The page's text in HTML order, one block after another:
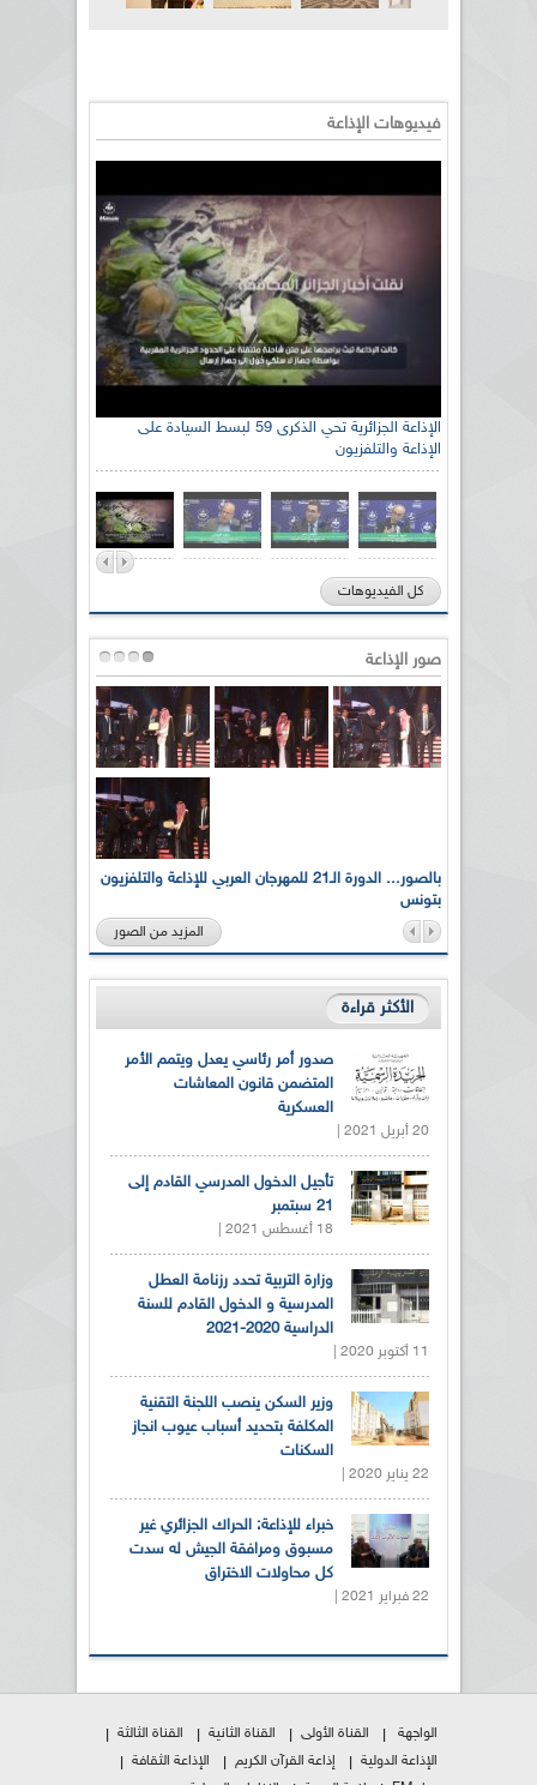
فيديوهات الإذاعة
الإذاعة الجزائرية تحي الذكرى 59 لبسط السيادة على
الإذاعة والتلفزيون
كل الفيديوهات
صور الإذاعة
بالصور... الدورة الـ21 للمهرجان العربي للإذاعة والتلفزيون
بتونس
المزيد من الصور
الأكثر قراءة
صدور أمر رئاسي يعدل ويتمم الأمر
المتضمن قانون المعاشات
العسكرية
20 أبريل 2021 |
تأجيل الدخول المدرسي القادم إلى
21 سبتمبر
18 أغسطس 2021 |
وزارة التربية تحدد رزنامة العطل
المدرسية و الدخول القادم للسنة
الدراسية 2020-2021
11 أكتوبر 2020 |
وزير السكن ينصب اللجنة التقنية
المكلفة بتحديد أسباب عيوب انجاز
السكنات
22 يناير 2020 |
خبراء للإذاعة: الحراك الجزائري غير
مسبوق ومرافقة الجيش له سدت
كل محاولات الاختراق
22 فبراير 2021 |
الواجهة القناة الأولى القناة الثانية
القناة الثالثة
الإذاعة الدولية
إذاعة القرآن الكريم
الإذاعة الثقافة